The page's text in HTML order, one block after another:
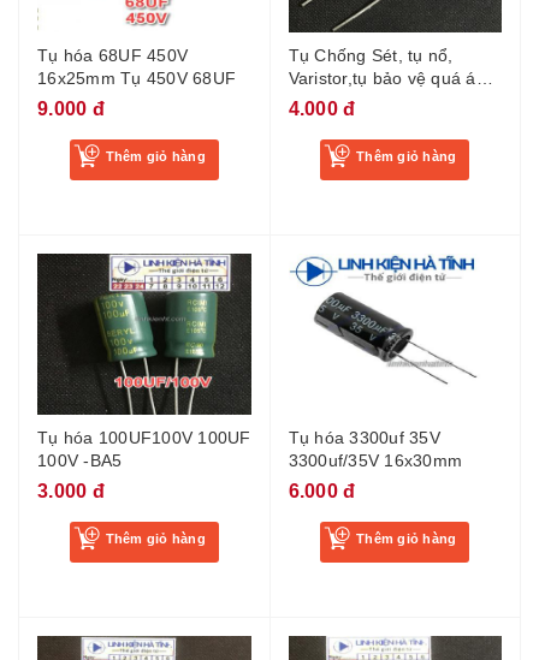
Tụ hóa 68UF 450V
16x25mm Tụ 450V 68UF
9.000 đ
Thêm giỏ hàng
Tụ Chống Sét, tụ nổ,
Varistor,tụ bảo vệ quá áp
20D471K 470V -BL2
4.000 đ
Thêm giỏ hàng
Tụ hóa 100UF100V 100UF
100V -BA5
3.000 đ
Thêm giỏ hàng
Tụ hóa 3300uf 35V
3300uf/35V 16x30mm
6.000 đ
Thêm giỏ hàng